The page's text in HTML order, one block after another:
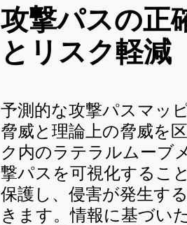
攻撃パスの正
とリスク軽減
予測的な攻撃パスマッ
脅威と理論上の脅威を
ク内のラテラルムーブ
撃パスを可視化するこ
保護し、侵害が発生す
きます。情報に基づい